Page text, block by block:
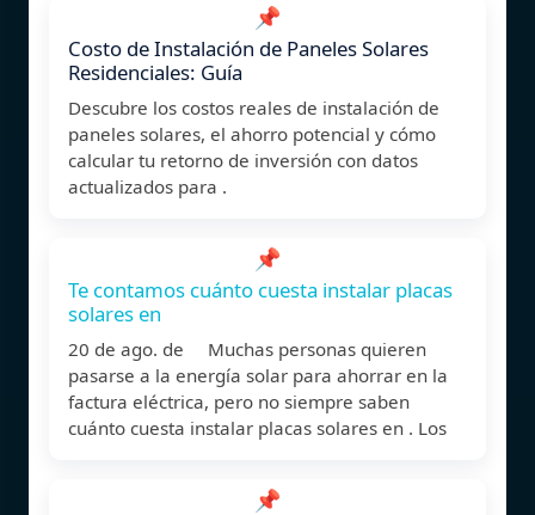
📌
Costo de Instalación de Paneles Solares
Residenciales: Guía
Descubre los costos reales de instalación de
paneles solares, el ahorro potencial y cómo
calcular tu retorno de inversión con datos
actualizados para .
📌
Te contamos cuánto cuesta instalar placas
solares en
20 de ago. de Muchas personas quieren
pasarse a la energía solar para ahorrar en la
factura eléctrica, pero no siempre saben
cuánto cuesta instalar placas solares en . Los
📌